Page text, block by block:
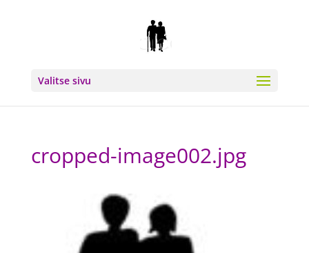
Valitse sivu
cropped-image002.jpg